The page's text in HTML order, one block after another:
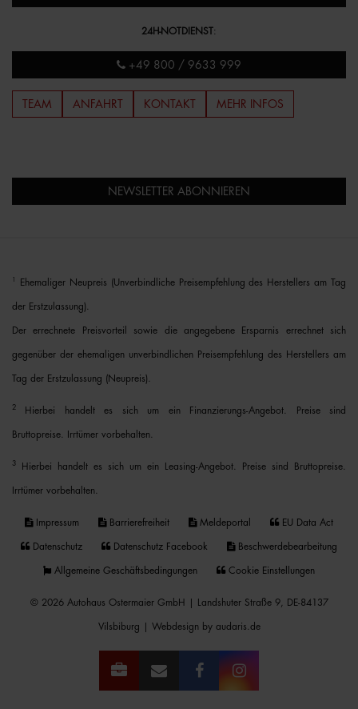
24H-NOTDIENST:
+49 800 / 9633 999
TEAM ANFAHRT KONTAKT MEHR INFOS
NEWSLETTER ABONNIEREN
Ehemaliger Neupreis (Unverbindliche Preisempfehlung des Herstellers am Tag
der Erstzulassung).
Der errechnete Preisvorteil sowie die angegebene Ersparnis errechnet sich
gegenüber der ehemaligen unverbindlichen Preisempfehlung des Herstellers am
Tag der Erstzulassung (Neupreis).
2 Hierbei handelt es sich um ein Finanzierungs-Angebot. Preise sind
Bruttopreise. Irrtümer vorbehalten.
3 Hierbei handelt es sich um ein Leasing-Angebot. Preise sind Bruttopreise.
Irrtümer vorbehalten.
Impressum Barrierefreiheit Meldeportal EU Data Act
Datenschutz Datenschutz Facebook Beschwerdebearbeitung
Allgemeine Geschäftsbedingungen Cookie Einstellungen
© 2026 Autohaus Ostermaier GmbH | Landshuter Straße 9, DE-84137
Vilsbiburg | Webdesign by audaris.de